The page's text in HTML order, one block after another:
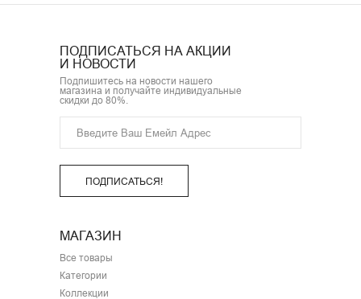
ПОДПИСАТЬСЯ НА АКЦИИ
И НОВОСТИ
Подпишитесь на новости нашего
магазина и получайте индивидуальные
скидки до 80%.
ПОДПИСАТЬСЯ!
МАГАЗИН
Все товары
Категории
Коллекции